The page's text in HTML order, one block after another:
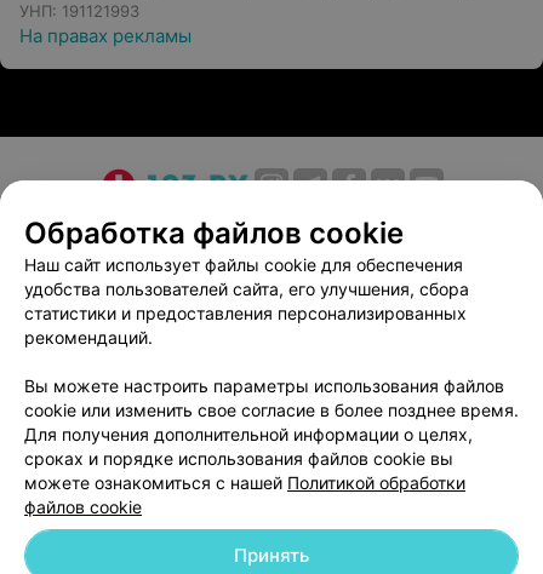
УНП: 191121993
На правах рекламы
О проекте Новости проекта
Размещение рекламы
Медицинский маркетинг
Публичный договор
Пользовательское соглашение
Способы оплаты
Вакансии
Партнеры
Написать в поддержку
Персональные настройки cookie
Обработка персональных данных
Обработка файлов cookie
Наш сайт использует файлы cookie для обеспечения
удобства пользователей сайта, его улучшения, сбора
статистики и предоставления персонализированных
рекомендаций.
Вы можете настроить параметры использования файлов
cookie или изменить свое согласие в более позднее время.
Для получения дополнительной информации о целях,
сроках и порядке использования файлов cookie вы
можете ознакомиться с нашей Политикой обработки
файлов cookie
Принять